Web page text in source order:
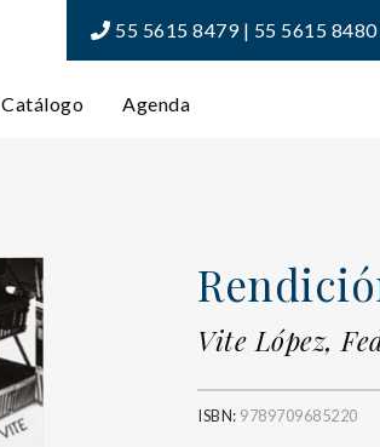
55 5615 8479 | 55 5615 8480
Catálogo Agenda
Vite López,
ISBN: 9789709685220